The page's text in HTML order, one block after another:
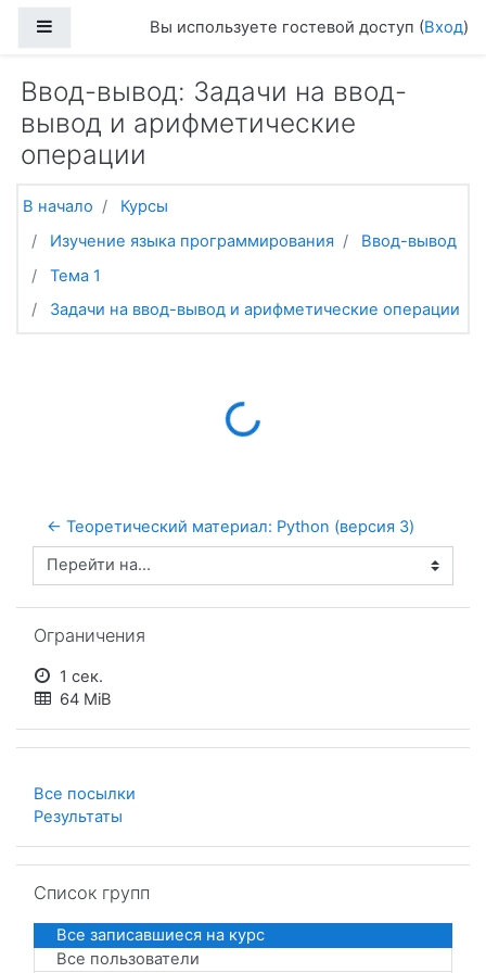
Боковая панельВы используете гостевой доступ (Вход)
Ввод-вывод: Задачи на ввод-
вывод и арифметические
операции
В начало
Курсы
Изучение языка программирования
Ввод-вывод
Тема 1
Задачи на ввод-вывод и арифметические операции
Loading...
← Теоретический материал: Python (версия 3)
Перейти на...
Ограничения
1 сек.
64 MiB
Все посылки
Результаты
Список групп
Все записавшиеся на курс
Все пользователи